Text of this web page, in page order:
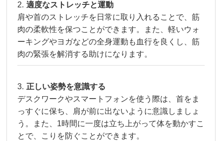
適度なストレッチと運動
肩や首のストレッチを日常に取り入れることで、筋
肉の柔軟性を保つことができます。また、軽いウォ
ーキングやヨガなどの全身運動も血行を良くし、筋
肉の緊張を解消する助けになります。
正しい姿勢を意識する
デスクワークやスマートフォンを使う際は、首をま
っすぐに保ち、肩が前に出ないように意識しましょ
う。また、1時間に一度は立ち上がって体を動かすこ
とで、こりを防ぐことができます。